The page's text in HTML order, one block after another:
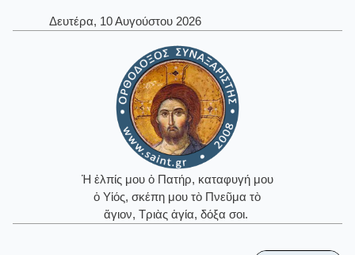
Δευτέρα, 10 Αυγούστου 2026
Ἡ ἐλπίς μου ὁ Πατήρ, καταφυγή μου
ὁ Υἱός, σκέπη μου τὸ Πνεῦμα τὸ
ἅγιον, Τριὰς ἁγία, δόξα σοι.